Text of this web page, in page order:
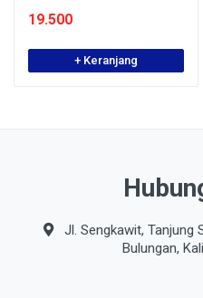
19.500
+ Keranjang
Jl. Sengkawit, Tanjung
Bulungan,